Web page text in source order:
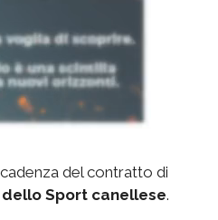
del contratto di
dello Sport canellese.